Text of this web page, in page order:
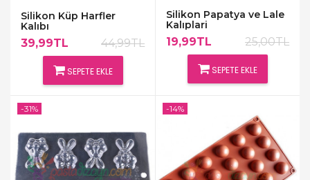
Silikon Küp Harfler
Kalıbı
39,99TL 44,99TL
SEPETE EKLE
Silikon Papatya ve Lale
Kalıplari
19,99TL 25,00TL
SEPETE EKLE
-31% -14%